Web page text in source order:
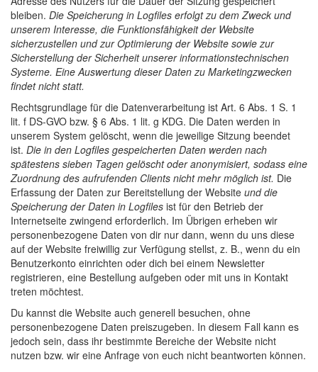
bleiben. Die Speicherung in Logfiles erfolgt zu dem Zweck und
unserem Interesse, die Funktionsfähigkeit der Website
sicherzustellen und zur Optimierung der Website sowie zur
Sicherstellung der Sicherheit unserer informationstechnischen
Systeme. Eine Auswertung dieser Daten zu Marketingzwecken
findet nicht statt.
Rechtsgrundlage für die Datenverarbeitung ist Art. 6 Abs. 1 S. 1
lit. f DS-GVO bzw. § 6 Abs. 1 lit. g KDG. Die Daten werden in
unserem System gelöscht, wenn die jeweilige Sitzung beendet
ist. Die in den Logfiles gespeicherten Daten werden nach
spätestens sieben Tagen gelöscht oder anonymisiert, sodass eine
Zuordnung des aufrufenden Clients nicht mehr möglich ist. Die
Erfassung der Daten zur Bereitstellung der Website und die
Speicherung der Daten in Logfiles ist für den Betrieb der
Internetseite zwingend erforderlich. Im Übrigen erheben wir
personenbezogene Daten von dir nur dann, wenn du uns diese
auf der Website freiwillig zur Verfügung stellst, z. B., wenn du ein
Benutzerkonto einrichten oder dich bei einem Newsletter
registrieren, eine Bestellung aufgeben oder mit uns in Kontakt
treten möchtest.
Du kannst die Website auch generell besuchen, ohne
personenbezogene Daten preiszugeben. In diesem Fall kann es
jedoch sein, dass ihr bestimmte Bereiche der Website nicht
nutzen bzw. wir eine Anfrage von euch nicht beantworten können.